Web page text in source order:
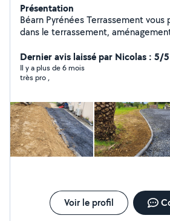
Présentation
Béarn Pyrénées Terrassement
dans le terrassement,
Dernier avis laissé par Nicolas : 5/5
Il y a plus de 6 mois
très pro ,
Voir le profil